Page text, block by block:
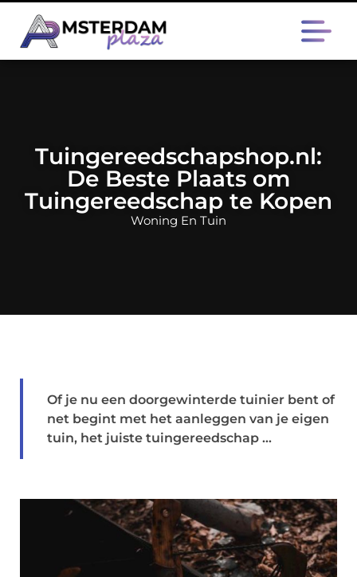
Tuingereedschapshop.nl:
De Beste Plaats om
Tuingereedschap te Kopen
Woning En Tuin
Of je nu een doorgewinterde tuinier bent of
net begint met het aanleggen van je eigen
tuin, het juiste tuingereedschap ...